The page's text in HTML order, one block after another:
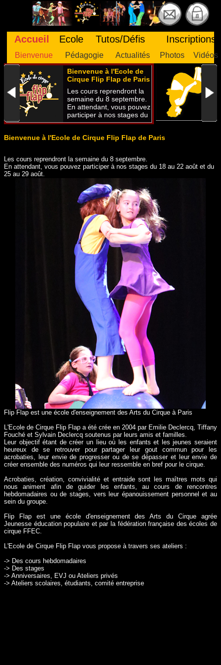
Accueil Ecole Tutos/Défis Inscriptions
Bienvenue Pédagogie Actualités Photos Vidéos
Bienvenue à l'Ecole de
Cirque Flip Flap de Paris
Les cours reprendront la
semaine du 8 septembre.
En attendant, vous pouvez
participer à nos stages du
18 au 22 août et du 25 au
Bienvenue à l'Ecole de Cirque Flip Flap de Paris
Les cours reprendront la semaine du 8 septembre.
En attendant, vous pouvez participer à nos stages du 18 au 22 août et du
25 au 29 août.
Flip Flap est une école d'enseignement des Arts du Cirque à Paris
L'Ecole de Cirque Flip Flap a été crée en 2004 par Emilie Declercq, Tiffany
Fouché et Sylvain Declercq soutenus par leurs amis et familles.
Leur objectif étant de créer un lieu où les enfants et les jeunes seraient
heureux de se retrouver pour partager leur gout commun pour les
acrobaties, leur envie de progresser ou de se dépasser et leur envie de
créer ensemble des numéros qui leur ressemble en bref pour le cirque.
Acrobaties, création, convivialité et entraide sont les maîtres mots qui
nous animent afin de guider les enfants, au cours de rencontres
hebdomadaires ou de stages, vers leur épanouissement personnel et au
sein du groupe.
Flip Flap est une école d'enseignement des Arts du Cirque agrée
Jeunesse éducation populaire et par la fédération française des écoles de
cirque FFEC.
L'Ecole de Cirque Flip Flap vous propose à travers ses ateliers :
-> Des cours hebdomadaires
-> Des stages
-> Anniversaires, EVJ ou Ateliers privés
-> Ateliers scolaires, étudiants, comité entreprise